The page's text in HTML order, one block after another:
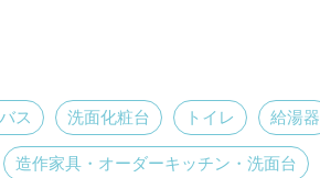
ス 洗面化粧台 トイレ 給湯器
造作家具・オーダーキッチン・洗面台